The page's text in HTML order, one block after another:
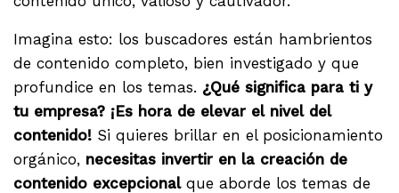
Imagina esto: los buscadores están hambrientos
de contenido completo, bien investigado y que
profundice en los temas. ¿Qué significa para ti y
tu empresa? ¡Es hora de elevar el nivel del
contenido! Si quieres brillar en el posicionamiento
orgánico, necesitas invertir en la creación de
contenido excepcional que aborde los temas de